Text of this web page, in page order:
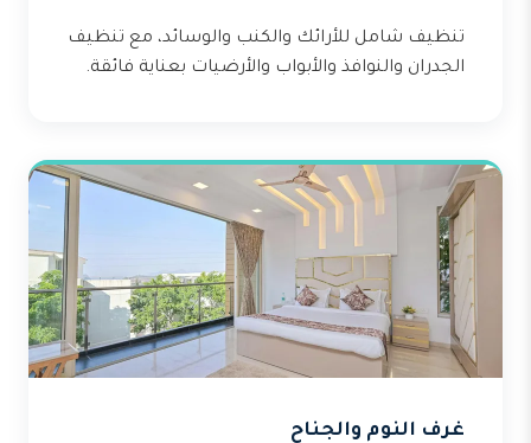
تنظيف شامل للأرائك والكنب والوسائد، مع تنظيف
الجدران والنوافذ والأبواب والأرضيات بعناية فائقة.
غرف النوم والجناح